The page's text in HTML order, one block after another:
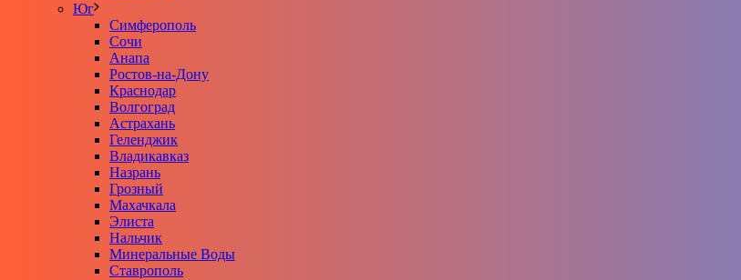
Юг
Симферополь
Сочи
Анапа
Ростов-на-Дону
Краснодар
Волгоград
Астрахань
Геленджик
Владикавказ
Назрань
Грозный
Махачкала
Элиста
Нальчик
Минеральные Воды
Ставрополь